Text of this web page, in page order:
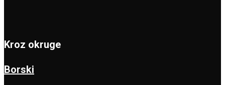
Kroz okruge
Borski